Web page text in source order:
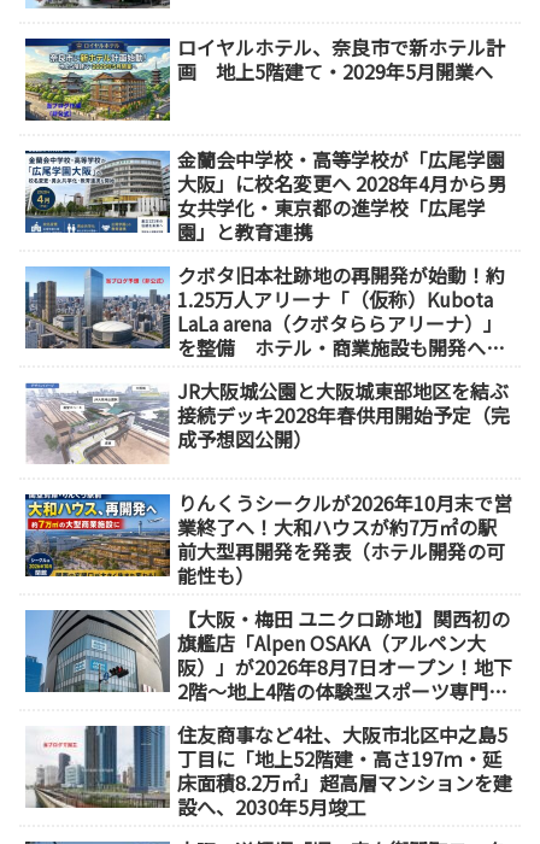
ロイヤルホテル、奈良市で新ホテル計
画 地上5階建て・2029年5月開業へ
金蘭会中学校・高等学校が「広尾学園
大阪」に校名変更へ 2028年4月から男
女共学化・東京都の進学校「広尾学
園」と教育連携
クボタ旧本社跡地の再開発が始動！約
1.25万人アリーナ「（仮称）Kubota
LaLa arena（クボタららアリーナ）」
を整備 ホテル・商業施設も開発へ
JR大阪城公園と大阪城東部地区を結ぶ
接続デッキ2028年春供用開始予定（完
成予想図公開）
りんくうシークルが2026年10月末で営
業終了へ！大和ハウスが約7万㎡の駅
前大型再開発を発表（ホテル開発の可
能性も）
【大阪・梅田 ユニクロ跡地】関西初の
旗艦店「Alpen OSAKA（アルペン大
阪）」が2026年8月7日オープン！地下
2階～地上4階の体験型スポーツ専門店
住友商事など4社、大阪市北区中之島5
丁目に「地上52階建・高さ197ｍ・延
床面積8.2万㎡」超高層マンションを建
設へ、2030年5月竣工